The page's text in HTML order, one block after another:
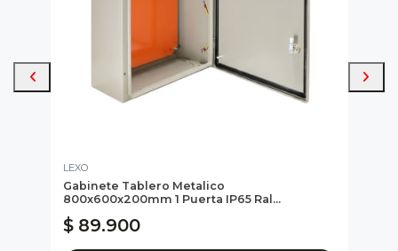
LEXO
Gabinete Tablero Metalico
800x600x200mm 1 Puerta IP65 Ral...
$ 89.900